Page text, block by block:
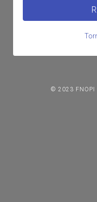
© 2023 FNOPI